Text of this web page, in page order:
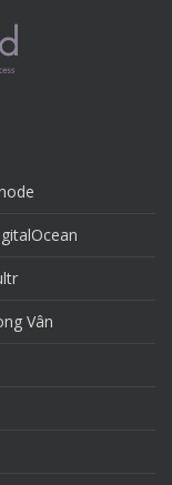
Vân